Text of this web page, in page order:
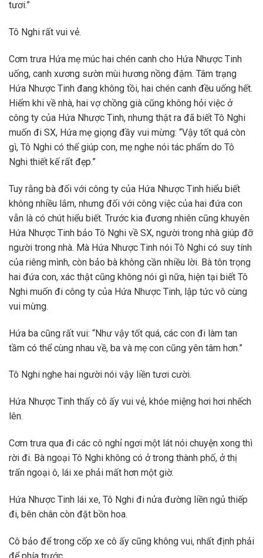
tươi.”
Tô Nghi rất vui vẻ.
Cơm trưa Hứa mẹ múc hai chén canh cho Hứa Nhược Tinh
uống, canh xương sườn mùi hương nồng đậm. Tâm trạng
Hứa Nhược Tinh đang không tồi, hai chén canh đều uống hết.
Hiếm khi về nhà, hai vợ chồng già cũng không hỏi việc ở
công ty của Hứa Nhược Tinh, nhưng thật ra đã biết Tô Nghi
muốn đi SX, Hứa mẹ giọng đầy vui mừng: “Vậy tốt quá còn
gì, Tô Nghi có thể giúp con, mẹ nghe nói tác phẩm do Tô
Nghi thiết kế rất đẹp.”
Tuy rằng bà đối với công ty của Hứa Nhược Tinh hiểu biết
không nhiều lắm, nhưng đối với công việc của hai đứa con
vẫn là có chút hiểu biết. Trước kia đương nhiên cũng khuyên
Hứa Nhược Tinh bảo Tô Nghi về SX, người trong nhà giúp đỡ
người trong nhà. Mà Hứa Nhược Tinh nói Tô Nghi có suy tính
của riêng mình, còn bảo bà không cần nhiều lời. Bà tôn trọng
hai đứa con, xác thật cũng không nói gì nữa, hiện tại biết Tô
Nghi muốn đi công ty của Hứa Nhược Tinh, lập tức vô cùng
vui mừng.
Hứa ba cũng rất vui: “Như vậy tốt quá, các con đi làm tan
tầm có thể cùng nhau về, ba và mẹ con cũng yên tâm hơn.”
Tô Nghi nghe hai người nói vậy liền tươi cười.
Hứa Nhược Tinh thấy cô ấy vui vẻ, khóe miệng hơi hơi nhếch
lên.
Cơm trưa qua đi các cô nghỉ ngơi một lát nói chuyện xong thì
rời đi. Bà ngoại Tô Nghi không có ở trong thành phố, ở thị
trấn ngoại ô, lái xe phải mất hơn một giờ.
Hứa Nhược Tinh lái xe, Tô Nghi đi nửa đường liền ngủ thiếp
đi, bên chân còn đặt bồn hoa.
Cô bảo để trong cốp xe cô ấy cũng không vui, nhất định phải
để phía trước,